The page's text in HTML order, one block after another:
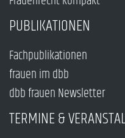
PUBLIKATIONEN
Fachpublikationen
frauen im dbb
dbb frauen Newsletter
TERMINE &